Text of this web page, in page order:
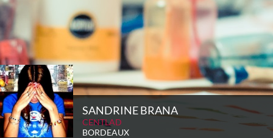
SANDRINE BRANA
CENTLAD
BORDEAUX